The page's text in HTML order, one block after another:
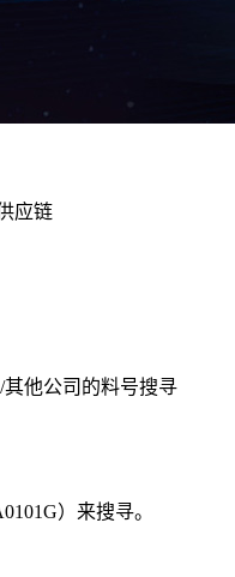
应链
他公司的料号搜寻
）来搜寻。